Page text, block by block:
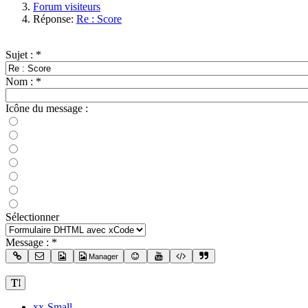
Forum visiteurs
Réponse: Re : Score
Sujet : *
Nom : *
Icône du message :
Sélectionner
Message : *
Manager